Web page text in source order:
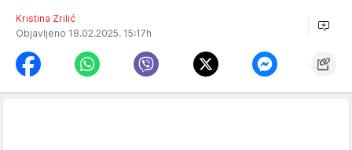
Kristina Zrilić
Objavljeno 18.02.2025. 15:17h